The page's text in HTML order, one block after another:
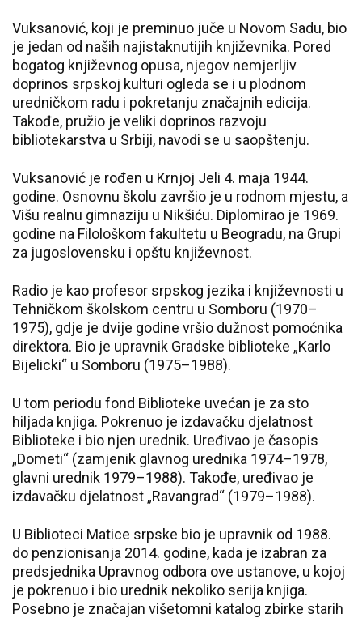
Vuksanović, koji je preminuo juče u Novom Sadu, bio
je jedan od naših najistaknutijih književnika. Pored
bogatog književnog opusa, njegov nemjerljiv
doprinos srpskoj kulturi ogleda se i u plodnom
uredničkom radu i pokretanju značajnih edicija.
Takođe, pružio je veliki doprinos razvoju
bibliotekarstva u Srbiji, navodi se u saopštenju.
Vuksanović je rođen u Krnjoj Jeli 4. maja 1944.
godine. Osnovnu školu završio je u rodnom mjestu, a
Višu realnu gimnaziju u Nikšiću. Diplomirao je 1969.
godine na Filološkom fakultetu u Beogradu, na Grupi
za jugoslovensku i opštu književnost.
Radio je kao profesor srpskog jezika i književnosti u
Tehničkom školskom centru u Somboru (1970–
1975), gdje je dvije godine vršio dužnost pomoćnika
direktora. Bio je upravnik Gradske biblioteke „Karlo
Bijelicki“ u Somboru (1975–1988).
U tom periodu fond Biblioteke uvećan je za sto
hiljada knjiga. Pokrenuo je izdavačku djelatnost
Biblioteke i bio njen urednik. Uređivao je časopis
„Dometi“ (zamjenik glavnog urednika 1974–1978,
glavni urednik 1979–1988). Takođe, uređivao je
izdavačku djelatnost „Ravangrad“ (1979–1988).
U Biblioteci Matice srpske bio je upravnik od 1988.
do penzionisanja 2014. godine, kada je izabran za
predsjednika Upravnog odbora ove ustanove, u kojoj
je pokrenuo i bio urednik nekoliko serija knjiga.
Posebno je značajan višetomni katalog zbirke starih